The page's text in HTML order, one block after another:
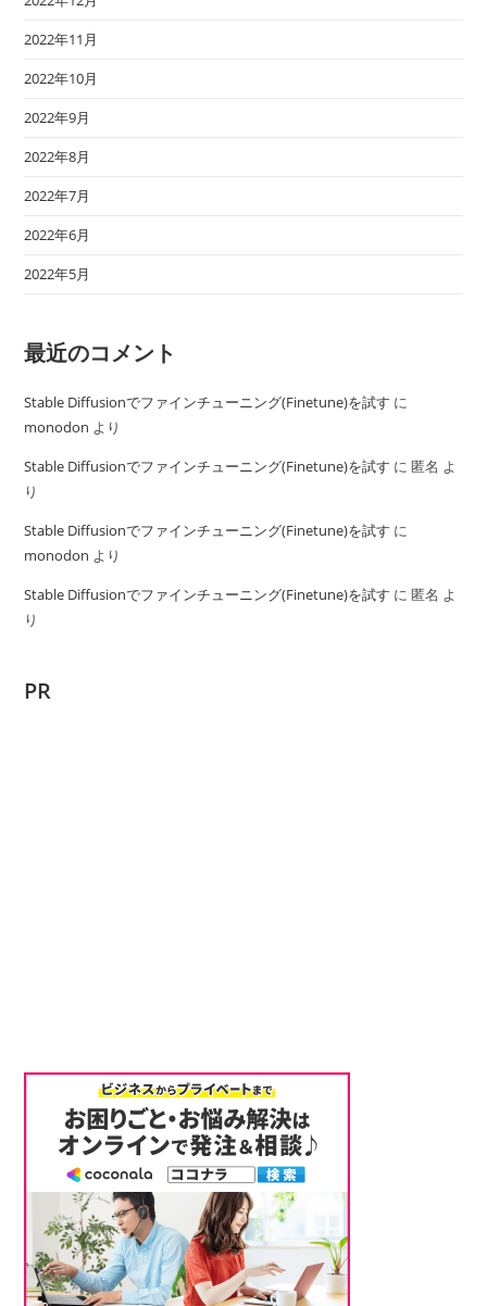
2022年11月
2022年10月
2022年9月
2022年8月
2022年7月
2022年6月
2022年5月
最近のコメント
Stable Diffusionでファインチューニング(Finetune)を試す に
monodon より
Stable Diffusionでファインチューニング(Finetune)を試す に匿名 よ
り
Stable Diffusionでファインチューニング(Finetune)を試す に
monodon より
Stable Diffusionでファインチューニング(Finetune)を試す に匿名 よ
り
PR